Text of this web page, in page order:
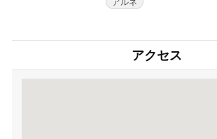
アクセス